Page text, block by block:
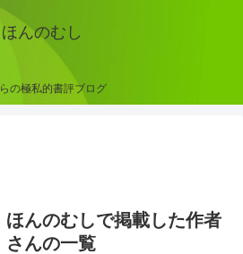
ほんのむし
の極私的書評ブログ
ほんのむしで掲載した作者
さんの一覧